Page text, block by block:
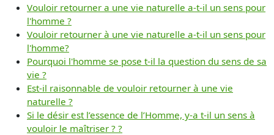
Vouloir retourner a une vie naturelle a-t-il un sens pour
l'homme ?
Vouloir retourner à une vie naturelle a-t-il un sens pour
l'homme?
Pourquoi l'homme se pose t-il la question du sens de sa
vie ?
Est-il raisonnable de vouloir retourner à une vie
naturelle ?
Si le désir est l’essence de l’Homme, y-a t-il un sens à
vouloir le maîtriser ? ?